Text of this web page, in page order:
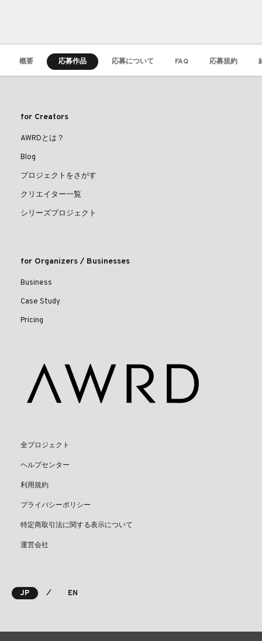
概要 応募作品 応募について FAQ 応募規約
for Creators
AWRDとは？
Blog
プロジェクトをさがす
クリエイター一覧
シリーズプロジェクト
for Organizers / Businesses
Business
Case Study
Pricing
全プロジェクト
ヘルプセンター
利用規約
プライバシーポリシー
特定商取引法に関する表示について
運営会社
JP ⁄ EN